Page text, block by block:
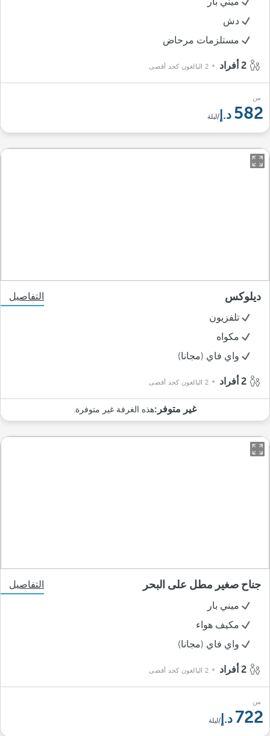
دش
مستلزمات مرحاض
2 البالغون كحد أقصى
من
582 /ليلة
ديلوكس
التفاصيل
تلفزيون
مكواه
واي فاي (مجانا)
2 البالغون كحد أقصى
غير متوفر:هذه الغرفة غير متوفرة.
جناح صغير مطل على البحر
التفاصيل
ميني بار
مكيف هواء
واي فاي (مجانا)
2 البالغون كحد أقصى
من
722 /ليلة